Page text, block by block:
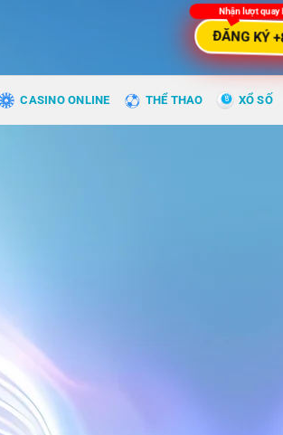
ĐĂNG KÝ
CASINO ONLINE THỂ THAO XỔ SỐ